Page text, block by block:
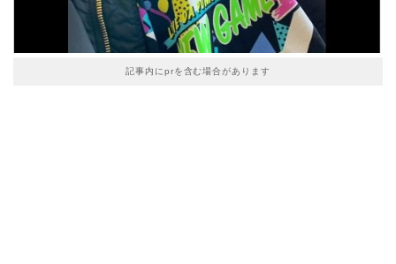
記事内にprを含む場合があります